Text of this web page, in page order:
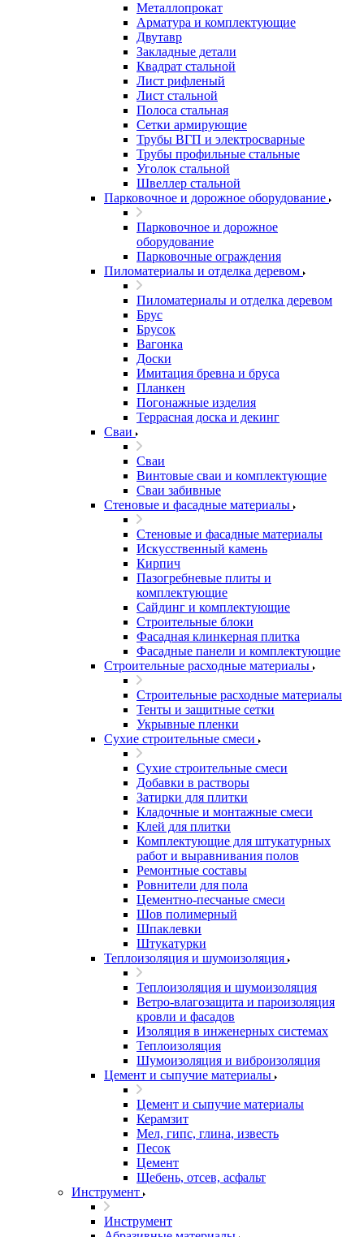
Металлопрокат
Арматура и комплектующие
Двутавр
Закладные детали
Квадрат стальной
Лист рифленый
Лист стальной
Полоса стальная
Сетки армирующие
Трубы ВГП и электросварные
Трубы профильные стальные
Уголок стальной
Швеллер стальной
Парковочное и дорожное оборудование
Парковочное и дорожное
оборудование
Парковочные ограждения
Пиломатериалы и отделка деревом
Пиломатериалы и отделка деревом
Брус
Брусок
Вагонка
Доски
Имитация бревна и бруса
Планкен
Погонажные изделия
Террасная доска и декинг
Сваи
Сваи
Винтовые сваи и комплектующие
Сваи забивные
Стеновые и фасадные материалы
Стеновые и фасадные материалы
Искусственный камень
Кирпич
Пазогребневые плиты и
комплектующие
Сайдинг и комплектующие
Строительные блоки
Фасадная клинкерная плитка
Фасадные панели и комплектующие
Строительные расходные материалы
Строительные расходные материалы
Тенты и защитные сетки
Укрывные пленки
Сухие строительные смеси
Сухие строительные смеси
Добавки в растворы
Затирки для плитки
Кладочные и монтажные смеси
Клей для плитки
Комплектующие для штукатурных
работ и выравнивания полов
Ремонтные составы
Ровнители для пола
Цементно-песчаные смеси
Шов полимерный
Шпаклевки
Штукатурки
Теплоизоляция и шумоизоляция
Теплоизоляция и шумоизоляция
Ветро-влагозащита и пароизоляция
кровли и фасадов
Изоляция в инженерных системах
Теплоизоляция
Шумоизоляция и виброизоляция
Цемент и сыпучие материалы
Цемент и сыпучие материалы
Керамзит
Мел, гипс, глина, известь
Песок
Цемент
Щебень, отсев, асфальт
Инструмент
Инструмент